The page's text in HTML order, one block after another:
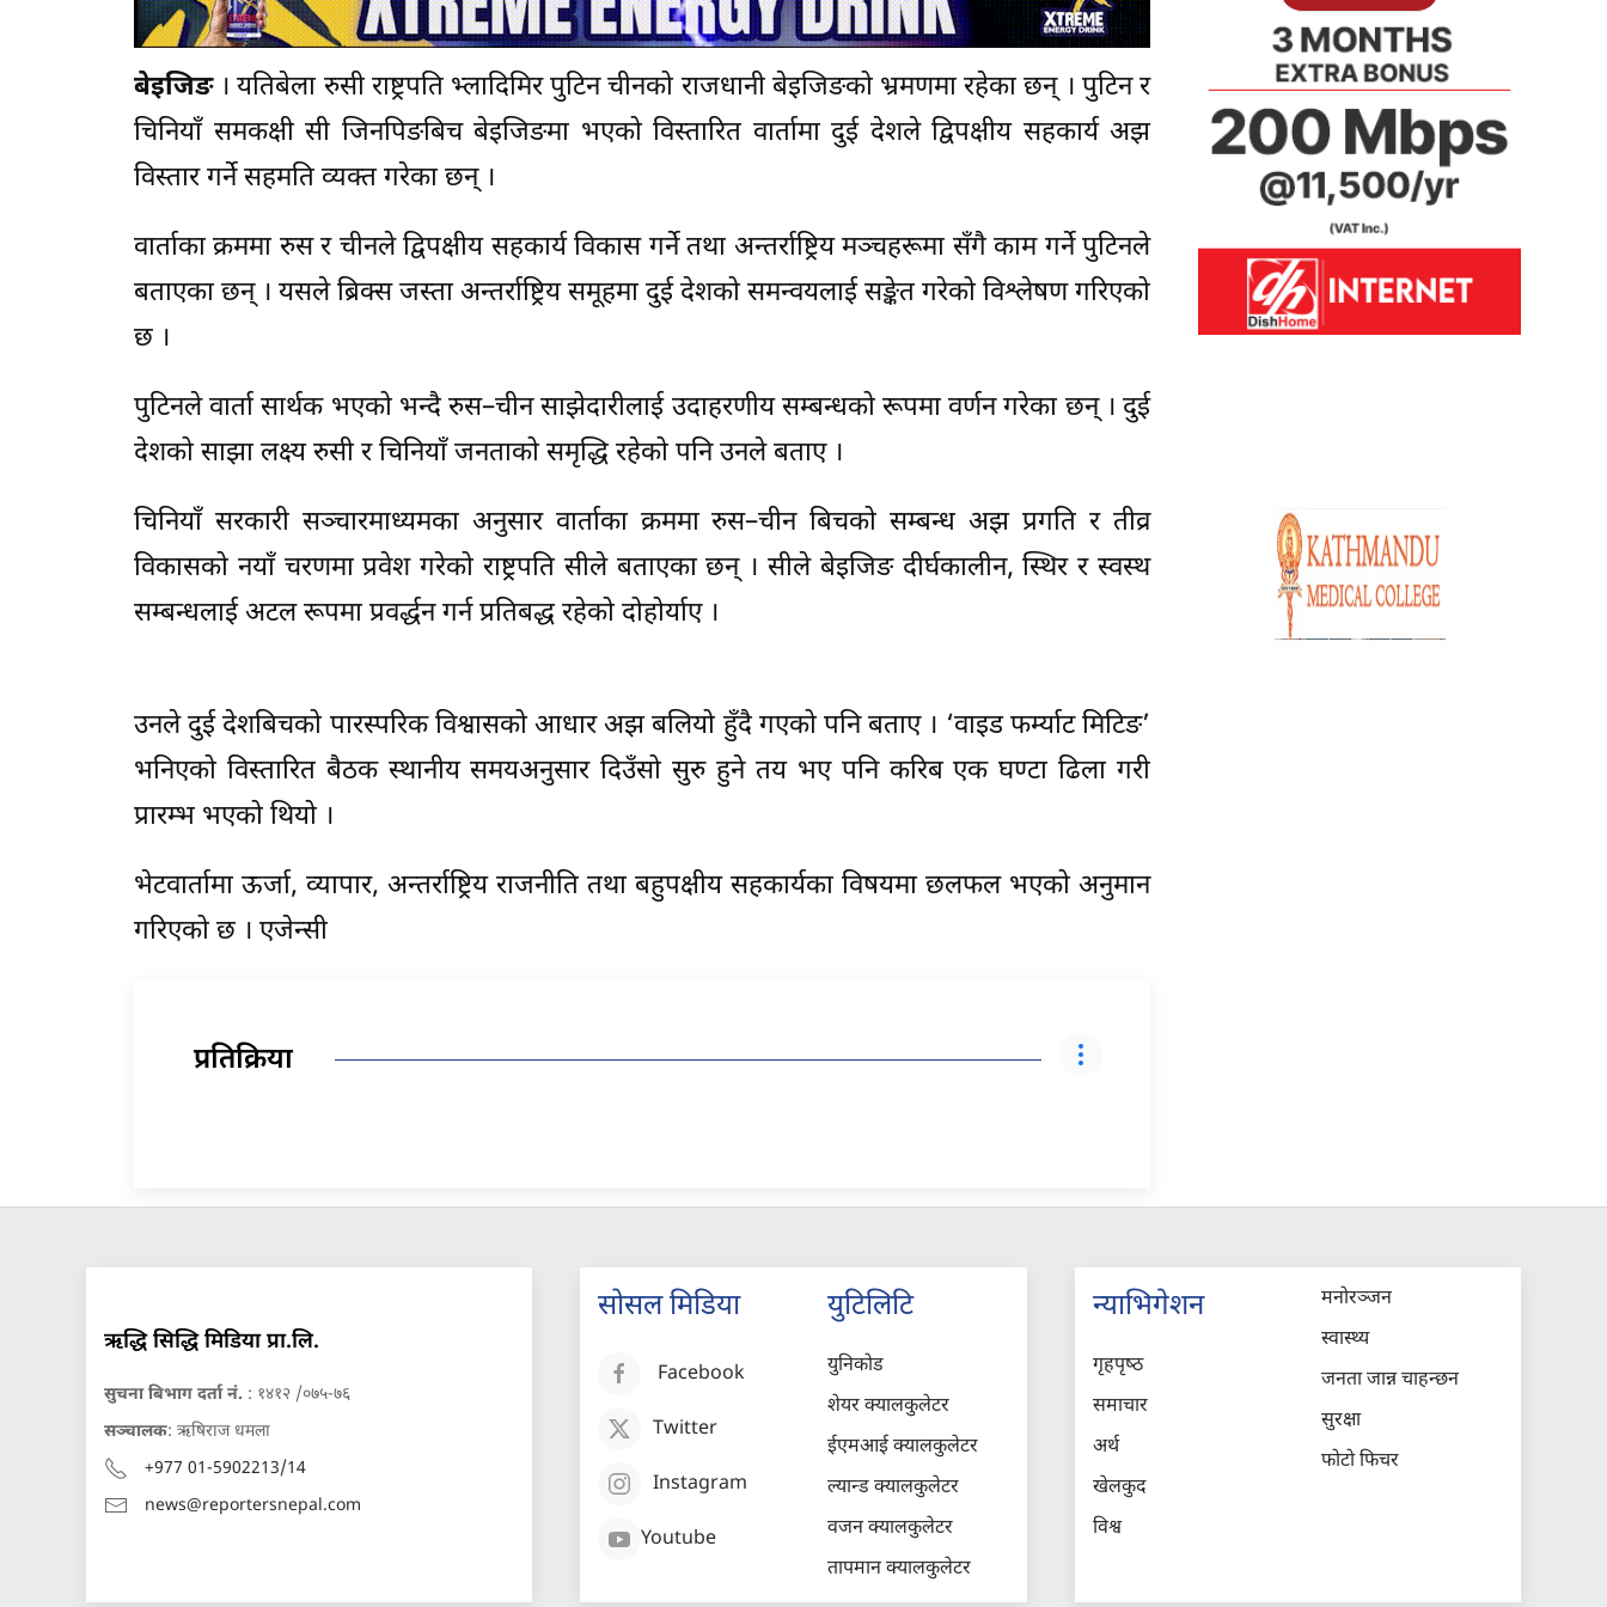
बेइजिङ । यतिबेला रुसी राष्ट्रपति भ्लादिमिर पुटिन चीनको राजधानी बेइजिङको भ्रमणमा रहेका छन् । पुटिन र
चिनियाँ समकक्षी सी जिनपिङबिच बेइजिङमा भएको विस्तारित वार्तामा दुई देशले द्विपक्षीय सहकार्य अझ
विस्तार गर्ने सहमति व्यक्त गरेका छन् ।
वार्ताका क्रममा रुस र चीनले द्विपक्षीय सहकार्य विकास गर्ने तथा अन्तर्राष्ट्रिय मञ्चहरूमा सँगै काम गर्ने पुटिनले
बताएका छन् । यसले ब्रिक्स जस्ता अन्तर्राष्ट्रिय समूहमा दुई देशको समन्वयलाई सङ्केत गरेको विश्लेषण गरिएको
छ ।
पुटिनले वार्ता सार्थक भएको भन्दै रुस–चीन साझेदारीलाई उदाहरणीय सम्बन्धको रूपमा वर्णन गरेका छन् । दुई
देशको साझा लक्ष्य रुसी र चिनियाँ जनताको समृद्धि रहेको पनि उनले बताए ।
चिनियाँ सरकारी सञ्चारमाध्यमका अनुसार वार्ताका क्रममा रुस–चीन बिचको सम्बन्ध अझ प्रगति र तीव्र
विकासको नयाँ चरणमा प्रवेश गरेको राष्ट्रपति सीले बताएका छन् । सीले बेइजिङ दीर्घकालीन, स्थिर र स्वस्थ
सम्बन्धलाई अटल रूपमा प्रवर्द्धन गर्न प्रतिबद्ध रहेको दोहोर्याए ।
उनले दुई देशबिचको पारस्परिक विश्वासको आधार अझ बलियो हुँदै गएको पनि बताए । ‘वाइड फर्म्याट मिटिङ’
भनिएको विस्तारित बैठक स्थानीय समयअनुसार दिउँसो सुरु हुने तय भए पनि करिब एक घण्टा ढिला गरी
प्रारम्भ भएको थियो ।
भेटवार्तामा ऊर्जा, व्यापार, अन्तर्राष्ट्रिय राजनीति तथा बहुपक्षीय सहकार्यका विषयमा छलफल भएको अनुमान
गरिएको छ । एजेन्सी
प्रतिक्रिया
ऋद्धि सिद्धि मिडिया प्रा.लि.
सुचना बिभाग दर्ता नं. : १४१२ /०७५-७६
सञ्चालक: ऋषिराज धमला
+977 01-5902213/14
news@reportersnepal.com
सोसल मिडिया
Facebook
Twitter
Instagram
Youtube
युटिलिटि
युनिकोड
शेयर क्यालकुलेटर
ईएमआई क्यालकुलेटर
ल्यान्ड क्यालकुलेटर
वजन क्यालकुलेटर
तापमान क्यालकुलेटर
न्याभिगेशन
गृहपृष्‍ठ
समाचार
अर्थ
खेलकुद
विश्व
मनोरञ्जन
स्वास्थ्य
जनता जान्न चाहन्छन
सुरक्षा
फोटो फिचर